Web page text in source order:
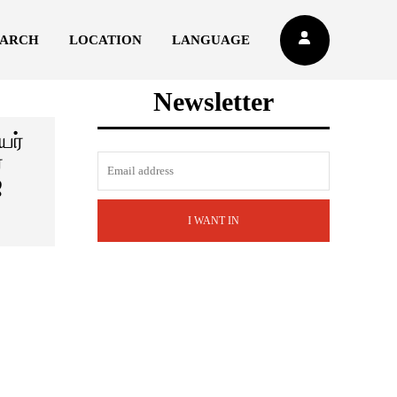
LOCATION LANGUAGE
Newsletter
I WANT IN